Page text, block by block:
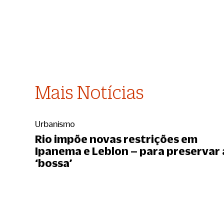
Mais Notícias
Urbanismo
Rio impõe novas restrições em
Ipanema e Leblon – para preservar
‘bossa’